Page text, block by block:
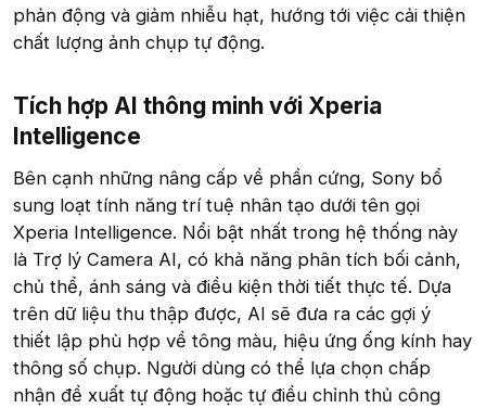
phản động và giảm nhiễu hạt, hướng tới việc cải thiện
chất lượng ảnh chụp tự động.
Tích hợp AI thông minh với Xperia
Intelligence​
Bên cạnh những nâng cấp về phần cứng, Sony bổ
sung loạt tính năng trí tuệ nhân tạo dưới tên gọi
Xperia Intelligence. Nổi bật nhất trong hệ thống này
là Trợ lý Camera AI, có khả năng phân tích bối cảnh,
chủ thể, ánh sáng và điều kiện thời tiết thực tế. Dựa
trên dữ liệu thu thập được, AI sẽ đưa ra các gợi ý
thiết lập phù hợp về tông màu, hiệu ứng ống kính hay
thông số chụp. Người dùng có thể lựa chọn chấp
nhận đề xuất tự động hoặc tự điều chỉnh thủ công